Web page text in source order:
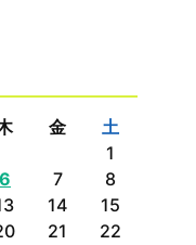
金
土
1
6 7
8
14
15
21
22